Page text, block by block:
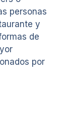
personas
y
de
por